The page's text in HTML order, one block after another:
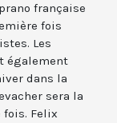
française
fois
Les
également
dans la
sera la
Felix